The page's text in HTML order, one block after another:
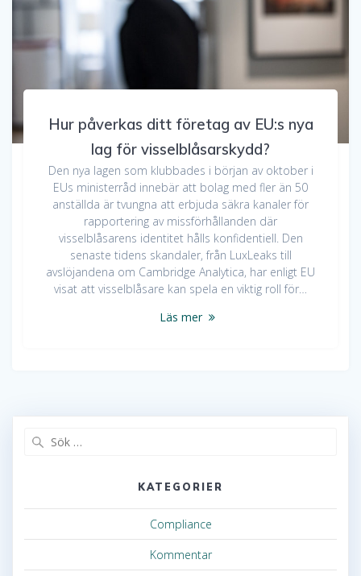
Hur påverkas ditt företag av EU:s nya
lag för visselblåsarskydd?
Den nya lagen som klubbades i början av oktober i
EUs ministerråd innebär att bolag med fler än 50
anställda är tvungna att erbjuda säkra kanaler för
rapportering av missförhållanden där
visselblåsarens identitet hålls konfidentiell. Den
senaste tidens skandaler, från LuxLeaks till
avslöjandena om Cambridge Analytica, har enligt EU
visat att visselblåsare kan spela en viktig roll för…
Läs mer
KATEGORIER
Compliance
Kommentar